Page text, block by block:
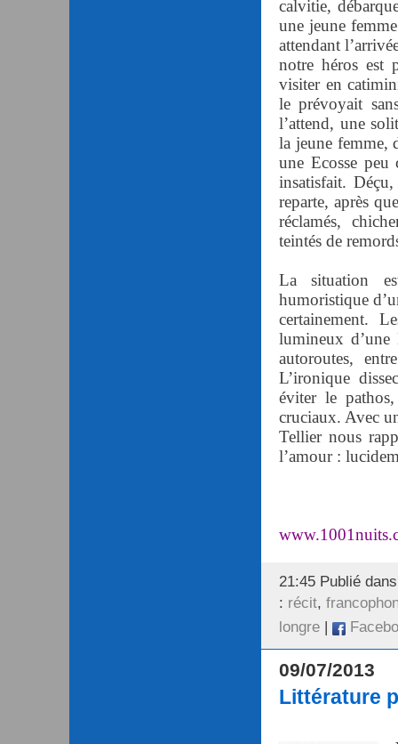
calvitie,
une jeune
attendant
notre héros
visiter en
le prévoyait
l’attend, une
la jeune femme,
une Ecosse
insatisfait.
reparte, après
réclamés,
teintés de
La situation
humoristique
certainement.
lumineux d’une
autoroutes,
L’ironique
éviter le
cruciaux. Avec
Tellier nous
l’amour :
21:45 Publié
: récit,
longre |
09/07/2013
Littérature